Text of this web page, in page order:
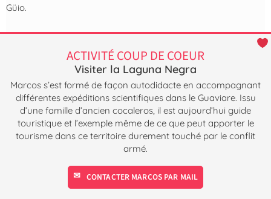
Güio.
ACTIVITÉ COUP DE COEUR
Visiter la Laguna Negra
Marcos s’est formé de façon autodidacte en accompagnant
différentes expéditions scientifiques dans le Guaviare. Issu
d’une famille d’ancien cocaleros, il est aujourd’hui guide
touristique et l’exemple même de ce que peut apporter le
tourisme dans ce territoire durement touché par le conflit
armé.
CONTACTER MARCOS PAR MAIL